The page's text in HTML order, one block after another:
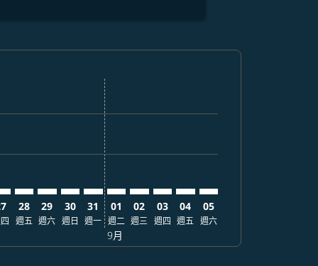
查找票價
disclaimer. 查找票價
offers-disclaimer. 查找票價
view-offers-disclaimer. 查找票價
cmp-view-offers-disclaimer. 查找票價
cmp-view-offers-disclaimer. 查找票價
cmp-view-offers-disclaimer. 查找票價
MSP–SGN: cmp-view-offers-disclaimer. 查找票價
28
週五
MSP–SGN: cmp-view-offers-disclaimer. 查找票價
29
週六
MSP–SGN: cmp-view-offers-disclaimer. 查找票價
30
週日
MSP–SGN: cmp-view-offers-disclaimer. 查找
31
週一
01
週二
9月
02
週三
03
週四
04
週五
05
週六